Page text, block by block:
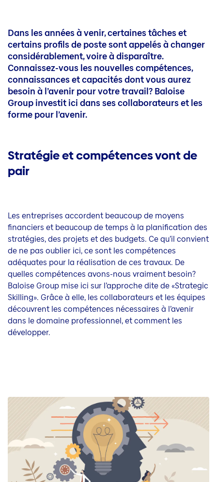
Dans les années à venir, certaines tâches et
certains profils de poste sont appelés à changer
considérablement, voire à disparaître.
Connaissez-vous les nouvelles compétences,
connaissances et capacités dont vous aurez
besoin à l’avenir pour votre travail? Baloise
Group investit ici dans ses collaborateurs et les
forme pour l’avenir.
Stratégie et compétences vont de
pair
Les entreprises accordent beaucoup de moyens
financiers et beaucoup de temps à la planification des
stratégies, des projets et des budgets. Ce qu’il convient
de ne pas oublier ici, ce sont les compétences
adéquates pour la réalisation de ces travaux. De
quelles compétences avons-nous vraiment besoin?
Baloise Group mise ici sur l’approche dite de «Strategic
Skilling». Grâce à elle, les collaborateurs et les équipes
découvrent les compétences nécessaires à l’avenir
dans le domaine professionnel, et comment les
développer.